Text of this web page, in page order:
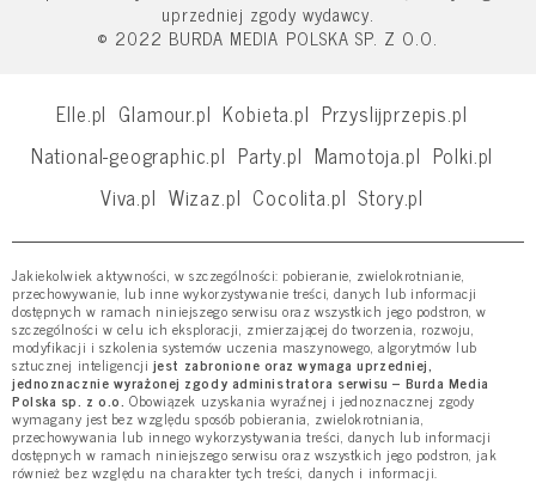
uprzedniej zgody wydawcy.
© 2022 BURDA MEDIA POLSKA SP. Z O.O.
Elle.pl Glamour.pl Kobieta.pl Przyslijprzepis.pl
National-geographic.pl Party.pl Mamotoja.pl Polki.pl
Viva.pl Wizaz.pl Cocolita.pl Story.pl
Jakiekolwiek aktywności, w szczególności: pobieranie, zwielokrotnianie,
przechowywanie, lub inne wykorzystywanie treści, danych lub informacji
dostępnych w ramach niniejszego serwisu oraz wszystkich jego podstron, w
szczególności w celu ich eksploracji, zmierzającej do tworzenia, rozwoju,
modyfikacji i szkolenia systemów uczenia maszynowego, algorytmów lub
sztucznej inteligencji jest zabronione oraz wymaga uprzedniej,
jednoznacznie wyrażonej zgody administratora serwisu – Burda Media
Polska sp. z o.o. Obowiązek uzyskania wyraźnej i jednoznacznej zgody
wymagany jest bez względu sposób pobierania, zwielokrotniania,
przechowywania lub innego wykorzystywania treści, danych lub informacji
dostępnych w ramach niniejszego serwisu oraz wszystkich jego podstron, jak
również bez względu na charakter tych treści, danych i informacji.